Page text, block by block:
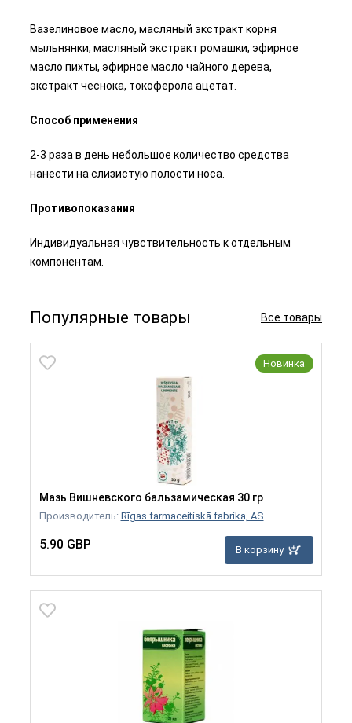
Вазелиновое масло, масляный экстракт корня
мыльнянки, масляный экстракт ромашки, эфирное
масло пихты, эфирное масло чайного дерева,
экстракт чеснока, токоферола ацетат.
Способ применения
2-3 раза в день небольшое количество средства
нанести на слизистую полости носа.
Противопоказания
Индивидуальная чувствительность к отдельным
компонентам.
Популярные товары Все товары
Новинка
Мазь Вишневского бальзамическая 30 гр
Производитель: Rīgas farmaceitiskā fabrika, AS
5.90 GBP В корзину